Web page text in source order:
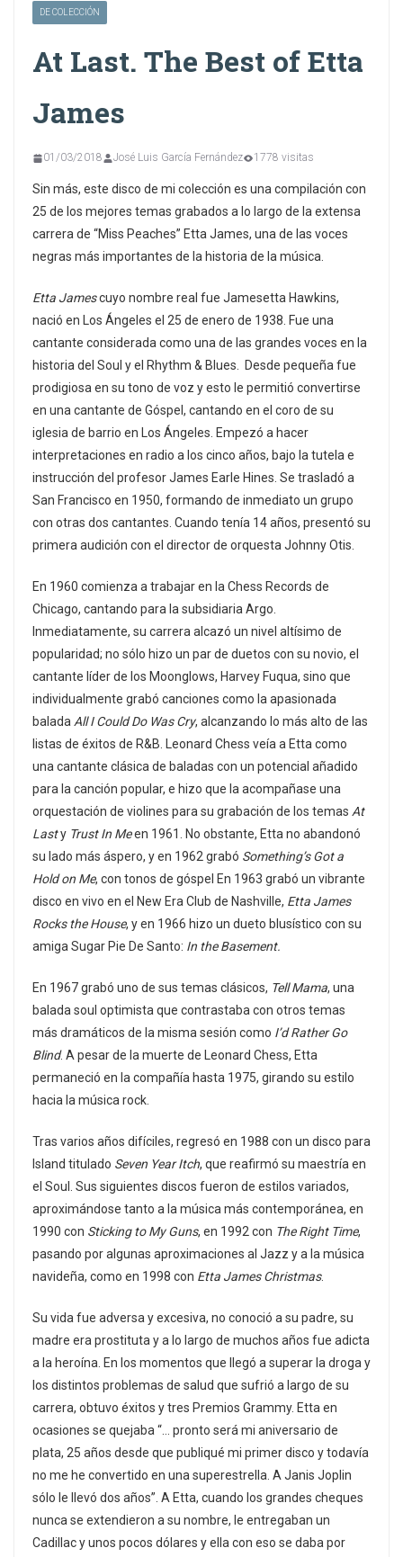
DE COLECCIÓN
At Last. The Best of Etta
James
01/03/2018 José Luis García Fernández 1778 visitas
Sin más, este disco de mi colección es una compilación con
25 de los mejores temas grabados a lo largo de la extensa
carrera de “Miss Peaches” Etta James, una de las voces
negras más importantes de la historia de la música.
Etta Jamescuyo nombre real fue Jamesetta Hawkins,
nació en Los Ángeles el 25 de enero de 1938. Fue una
cantante considerada como una de las grandes voces en la
historia del Soul y el Rhythm & Blues. ​ Desde pequeña fue
prodigiosa en su tono de voz y esto le permitió convertirse
en una cantante de Góspel, cantando en el coro de su
iglesia de barrio en Los Ángeles. Empezó a hacer
interpretaciones en radio a los cinco años, bajo la tutela e
instrucción del profesor James Earle Hines. Se trasladó a
San Francisco en 1950, formando de inmediato un grupo
con otras dos cantantes. Cuando tenía 14 años, presentó su
primera audición con el director de orquesta Johnny Otis.
En 1960 comienza a trabajar en la Chess Records de
Chicago, cantando para la subsidiaria Argo.
Inmediatamente, su carrera alcazó un nivel altísimo de
popularidad; no sólo hizo un par de duetos con su novio, el
cantante líder de los Moonglows, Harvey Fuqua, sino que
individualmente grabó canciones como la apasionada
balada All I Could Do Was Cry, alcanzando lo más alto de las
listas de éxitos de R&B. Leonard Chess veía a Etta como
una cantante clásica de baladas con un potencial añadido
para la canción popular, e hizo que la acompañase una
orquestación de violines para su grabación de los temas At
Lasty Trust In Meen 1961. No obstante, Etta no abandonó
su lado más áspero, y en 1962 grabó Something’s Got a
Hold on Me, con tonos de góspel En 1963 grabó un vibrante
disco en vivo en el New Era Club de Nashville, Etta James
Rocks the House, y en 1966 hizo un dueto blusístico con su
amiga Sugar Pie De Santo: In the Basement.
En 1967 grabó uno de sus temas clásicos, Tell Mama, una
balada soul optimista que contrastaba con otros temas
más dramáticos de la misma sesión como I’d Rather Go
Blind. A pesar de la muerte de Leonard Chess, Etta
permaneció en la compañía hasta 1975, girando su estilo
hacia la música rock.
Tras varios años difíciles, regresó en 1988 con un disco para
Island titulado Seven Year Itch, que reafirmó su maestría en
el Soul. Sus siguientes discos fueron de estilos variados,
aproximándose tanto a la música más contemporánea, en
1990 con Sticking to My Guns, en 1992 con The Right Time,
pasando por algunas aproximaciones al Jazz y a la música
navideña, como en 1998 con Etta James Christmas.
Su vida fue adversa y excesiva, no conoció a su padre, su
madre era prostituta y a lo largo de muchos años fue adicta
a la heroína. En los momentos que llegó a superar la droga y
los distintos problemas de salud que sufrió a largo de su
carrera, obtuvo éxitos y tres Premios Grammy. Etta en
ocasiones se quejaba “… pronto será mi aniversario de
plata, 25 años desde que publiqué mi primer disco y todavía
no me he convertido en una superestrella. A Janis Joplin
sólo le llevó dos años”. A Etta, cuando los grandes cheques
nunca se extendieron a su nombre, le entregaban un
Cadillac y unos pocos dólares y ella con eso se daba por